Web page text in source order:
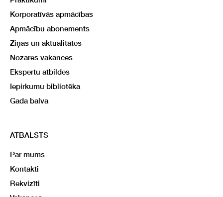
Korporatīvās apmācības
Apmācību abonements
Ziņas un aktualitātes
Nozares vakances
Ekspertu atbildes
Iepirkumu bibliotēka
Gada balva
ATBALSTS
Par mums
Kontakti
Rekvizīti